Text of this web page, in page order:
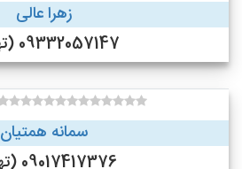
زهرا عالی
09332057147 (تهران)
سمانه همتیان
09017417376 (تهران)